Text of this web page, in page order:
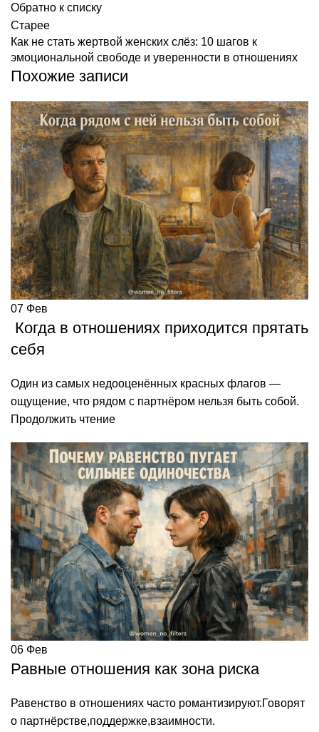
Обратно к списку
Старее
Как не стать жертвой женских слёз: 10 шагов к
эмоциональной свободе и уверенности в отношениях
Похожие записи
07 Фев
Когда в отношениях приходится прятать
себя
Один из самых недооценённых красных флагов —
ощущение, что рядом с партнёром нельзя быть собой.
Продолжить чтение
06 Фев
Равные отношения как зона риска
Равенство в отношениях часто романтизируют.Говорят
о партнёрстве,поддержке,взаимности.